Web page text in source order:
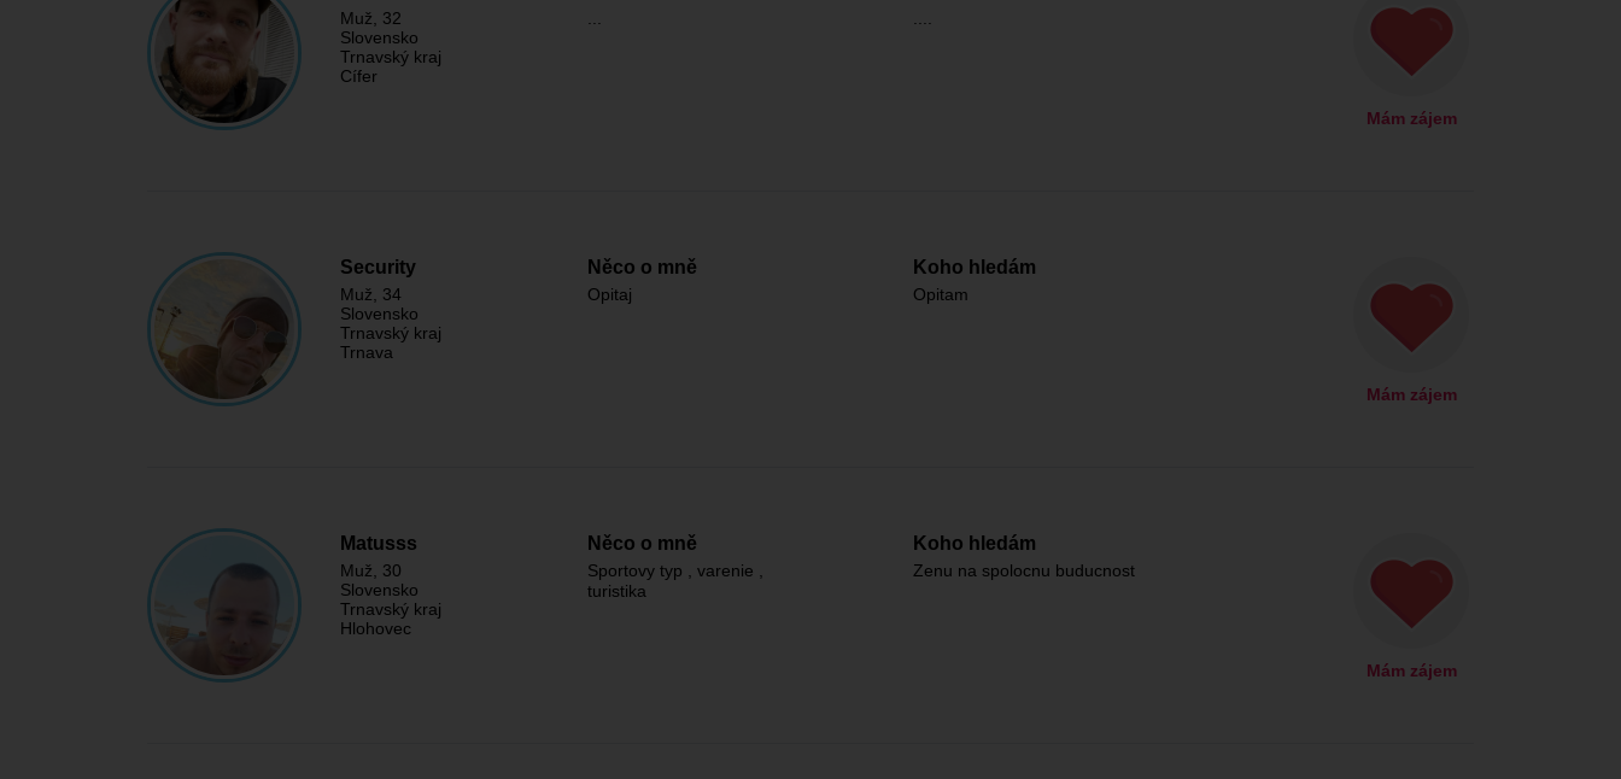
Muž , 32
Slovensko
Trnavský kraj
Cífer
Mám zájem
Security
Muž , 34
Slovensko
Trnavský kraj
Trnava
Něco o mně
Opitaj
Koho hledám
Opitam
Mám zájem
Matusss
Muž , 30
Slovensko
Trnavský kraj
Hlohovec
Něco o mně
Sportovy typ , varenie ,
turistika
Koho hledám
Zenu na spolocnu buducnost
Mám zájem